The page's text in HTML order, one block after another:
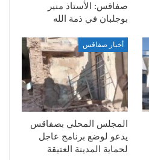
صفاقس: الأستاذ منير
بوجلبان في ذمة الله
أخبار صفاقس
المجلس المحلي بصفاقس
يدعو لوضع برنامج عاجل
لحماية المدينة العتيقة